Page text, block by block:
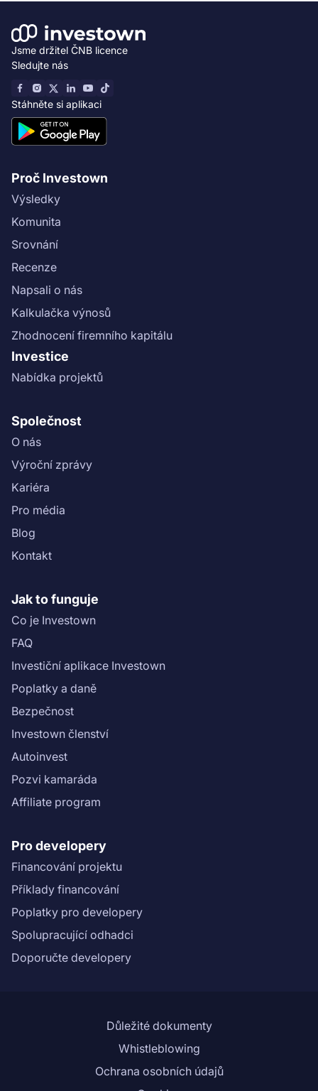
Jsme držitel ČNB licence
Sledujte nás
Stáhněte si aplikaci
Proč Investown
Výsledky
Komunita
Srovnání
Recenze
Napsali o nás
Kalkulačka výnosů
Zhodnocení firemního kapitálu
Investice
Nabídka projektů
Společnost
O nás
Výroční zprávy
Kariéra
Pro média
Blog
Kontakt
Jak to funguje
Co je Investown
FAQ
Investiční aplikace Investown
Poplatky a daně
Bezpečnost
Investown členství
Autoinvest
Pozvi kamaráda
Affiliate program
Pro developery
Financování projektu
Příklady financování
Poplatky pro developery
Spolupracující odhadci
Doporučte developery
Důležité dokumenty
Whistleblowing
Ochrana osobních údajů